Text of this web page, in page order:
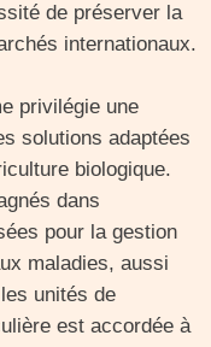
de préserver la
internationaux.
privilégie une
solutions adaptées
biologique.
dans
pour la gestion
maladies, aussi
unités de
est accordée à